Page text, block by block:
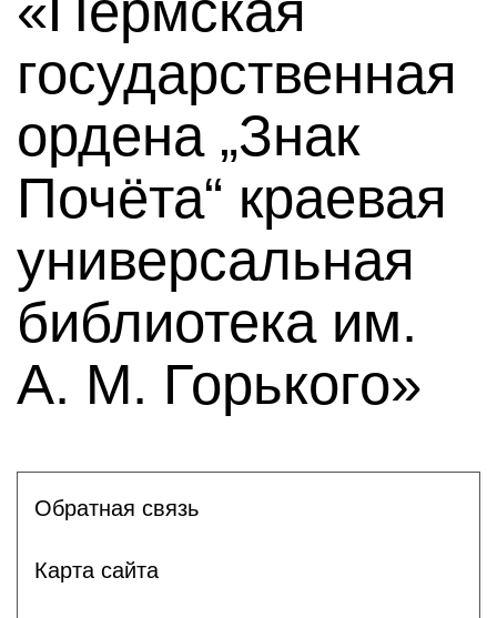
государственная
ордена „Знак
Почёта“ краевая
универсальная
библиотека им.
А. М. Горького»
Обратная связь
Карта сайта